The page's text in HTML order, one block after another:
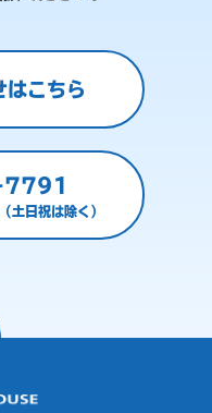
はこちら
日祝は除く）